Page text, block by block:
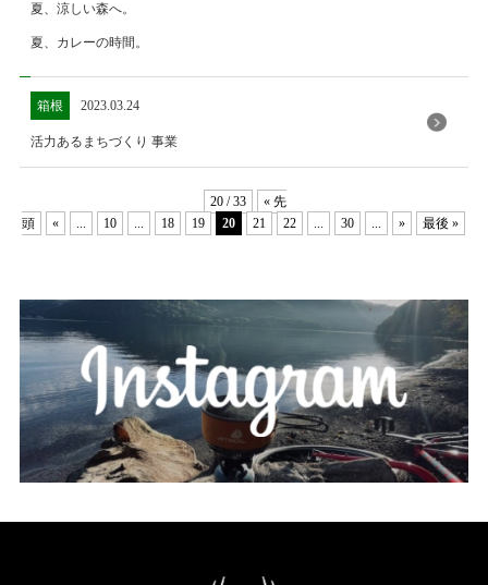
夏、涼しい森へ。
夏、カレーの時間。
箱根 2023.03.24
活力あるまちづくり 事業
20 / 33
« 先
頭
« ... 10 ... 18 19 20 21 22 ... 30 ... » 最後 »